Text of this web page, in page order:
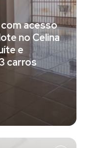
acesso
no Celina
e
carros